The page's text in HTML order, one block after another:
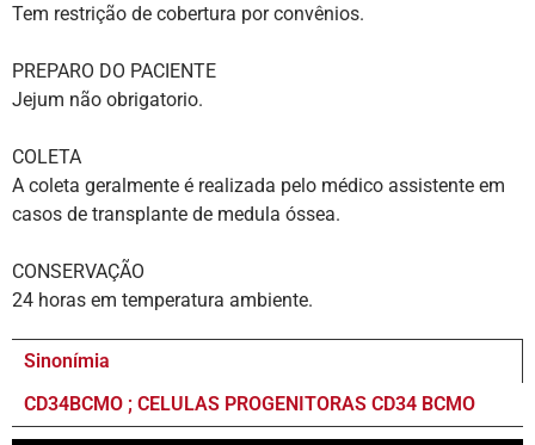
Tem restrição de cobertura por convênios.
PREPARO DO PACIENTE
Jejum não obrigatorio.
COLETA
A coleta geralmente é realizada pelo médico assistente em
casos de transplante de medula óssea.
CONSERVAÇÃO
24 horas em temperatura ambiente.
Sinonímia
CD34BCMO ; CELULAS PROGENITORAS CD34 BCMO